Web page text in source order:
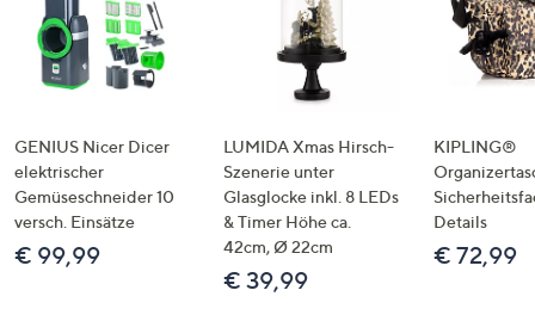
GENIUS Nicer Dicer
elektrischer
Gemüseschneider 10
versch. Einsätze
€ 99,99
LUMIDA Xmas Hirsch-
Szenerie unter
Glasglocke inkl. 8 LEDs
& Timer Höhe ca.
42cm, Ø 22cm
€ 39,99
KIPLING®
Details
€ 72,99